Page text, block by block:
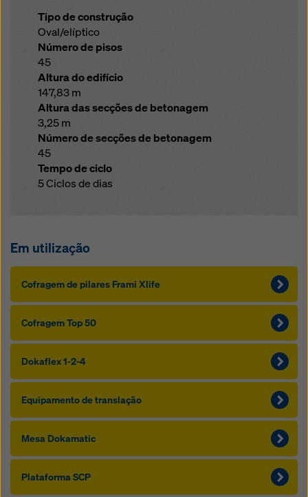
Tipo de construção
Oval/elíptico
Número de pisos
45
Altura do edifício
147,83 m
Altura das secções de betonagem
3,25 m
Número de secções de betonagem
45
Tempo de ciclo
5 Ciclos de dias
Em utilização
Cofragem de pilares Frami Xlife
Cofragem Top 50
Dokaflex 1-2-4
Equipamento de translação
Mesa Dokamatic
Plataforma SCP